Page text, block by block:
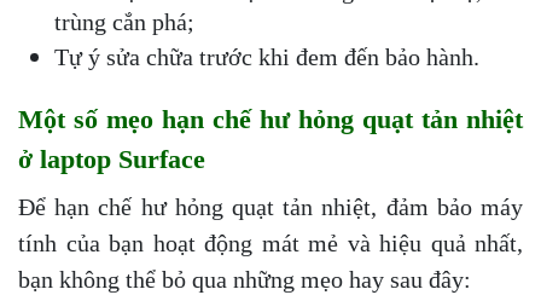
trùng cắn phá;
Tự ý sửa chữa trước khi đem đến bảo hành.
Một số mẹo hạn chế hư hỏng quạt tản nhiệt
ở laptop Surface
Để hạn chế hư hỏng quạt tản nhiệt, đảm bảo máy
tính của bạn hoạt động mát mẻ và hiệu quả nhất,
bạn không thể bỏ qua những mẹo hay sau đây: